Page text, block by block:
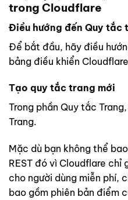
trong Cloudflare
Điều hướng đến Quy tắc
Để bắt đầu, hãy điều
bảng điều khiển
Tạo quy tắc trang mới
Trong phần Quy tắc
Trang.
Mặc dù bạn không thể
REST đó vì Cloudflare
cho người dùng miễn phí,
bao gồm phiên bản điểm